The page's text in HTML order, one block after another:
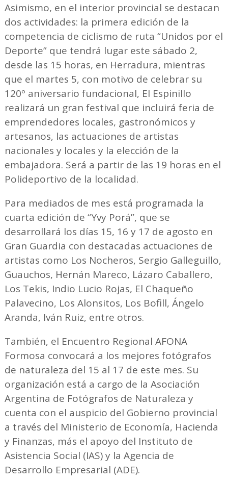
Asimismo, en el interior provincial se destacan
dos actividades: la primera edición de la
competencia de ciclismo de ruta “Unidos por el
Deporte” que tendrá lugar este sábado 2,
desde las 15 horas, en Herradura, mientras
que el martes 5, con motivo de celebrar su
120º aniversario fundacional, El Espinillo
realizará un gran festival que incluirá feria de
emprendedores locales, gastronómicos y
artesanos, las actuaciones de artistas
nacionales y locales y la elección de la
embajadora. Será a partir de las 19 horas en el
Polideportivo de la localidad.
Para mediados de mes está programada la
cuarta edición de “Yvy Porá”, que se
desarrollará los días 15, 16 y 17 de agosto en
Gran Guardia con destacadas actuaciones de
artistas como Los Nocheros, Sergio Galleguillo,
Guauchos, Hernán Mareco, Lázaro Caballero,
Los Tekis, Indio Lucio Rojas, El Chaqueño
Palavecino, Los Alonsitos, Los Bofill, Ángelo
Aranda, Iván Ruiz, entre otros.
También, el Encuentro Regional AFONA
Formosa convocará a los mejores fotógrafos
de naturaleza del 15 al 17 de este mes. Su
organización está a cargo de la Asociación
Argentina de Fotógrafos de Naturaleza y
cuenta con el auspicio del Gobierno provincial
a través del Ministerio de Economía, Hacienda
y Finanzas, más el apoyo del Instituto de
Asistencia Social (IAS) y la Agencia de
Desarrollo Empresarial (ADE).